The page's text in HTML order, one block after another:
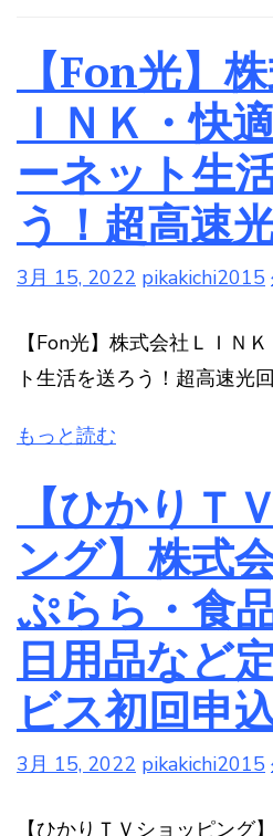
【Fon光】
ＩＮＫ・快
ーネット生
う！超高速
3月 15, 2022 pikakichi2015
【Fon光】株式会社ＬＩＮ
ト生活を送ろう！超高速光
もっと読む
【ひかりＴ
ング】株式
ぷらら・食
日用品など
ビス初回申
3月 15, 2022 pikakichi2015
【ひかりＴＶショッピング